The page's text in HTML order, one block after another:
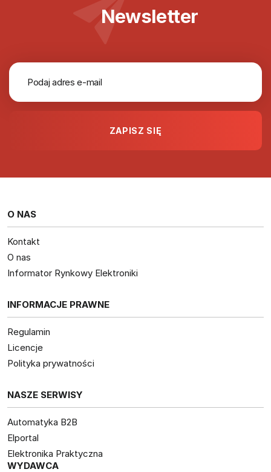
Newsletter
O NAS
Kontakt
O nas
Informator Rynkowy Elektroniki
INFORMACJE PRAWNE
Regulamin
Licencje
Polityka prywatności
NASZE SERWISY
Automatyka B2B
Elportal
Elektronika Praktyczna
WYDAWCA